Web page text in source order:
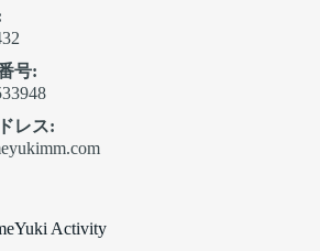
号:
レス:
Activity